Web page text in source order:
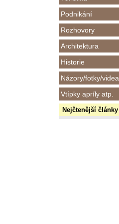
Podnikání
Rozhovory
Architektura
Historie
Názory/fotky/videa
Vtípky apríly atp.
Nejčtenější články